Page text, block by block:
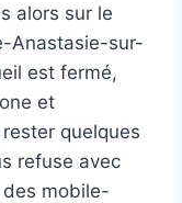
alors sur le
Anastasie-sur-
est fermé,
et
quelques
refuse avec
des mobile-